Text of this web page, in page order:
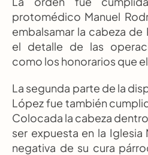
protomédico Manuel
embalsamar la cabeza
el detalle de las
como los honorarios que
La segunda parte de la
López fue también
Colocada la cabeza
ser expuesta en la Iglesia
negativa de su cura